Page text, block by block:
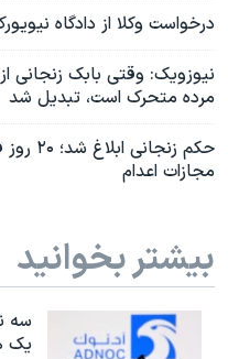
درخواست وکلا از دادگاه
نیوزویک: وقتی بابک زنجانی
مرده متحرک است، تبدیل شد
حکم
مجازات اعدام
بیشتر بخوانید
سه
یک